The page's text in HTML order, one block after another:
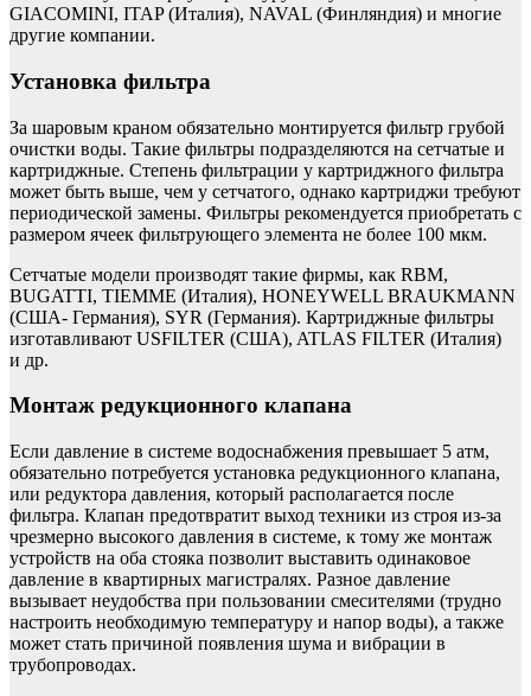
GIACOMINI, ITAP (Италия), NAVAL (Финляндия) и многие
другие компании.
Установка фильтра
За шаровым краном обязательно монтируется фильтр грубой
очистки воды. Такие фильтры подразделяются на сетчатые и
картриджные. Степень фильтрации у картриджного фильтра
может быть выше, чем у сетчатого, однако картриджи требуют
периодической замены. Фильтры рекомендуется приобретать с
размером ячеек фильтрующего элемента не более 100 мкм.
Сетчатые модели производят такие фирмы, как RBM,
BUGATTI, TIEMME (Италия), HONEYWELL BRAUKMANN
(США- Германия), SYR (Германия). Картриджные фильтры
изготавливают USFILTER (США), ATLAS FILTER (Италия)
и др.
Монтаж редукционного клапана
Если давление в системе водоснабжения превышает 5 атм,
обязательно потребуется установка редукционного клапана,
или редуктора давления, который располагается после
фильтра. Клапан предотвратит выход техники из строя из-за
чрезмерно высокого давления в системе, к тому же монтаж
устройств на оба стояка позволит выставить одинаковое
давление в квартирных магистралях. Разное давление
вызывает неудобства при пользовании смесителями (трудно
настроить необходимую температуру и напор воды), а также
может стать причиной появления шума и вибрации в
трубопроводах.